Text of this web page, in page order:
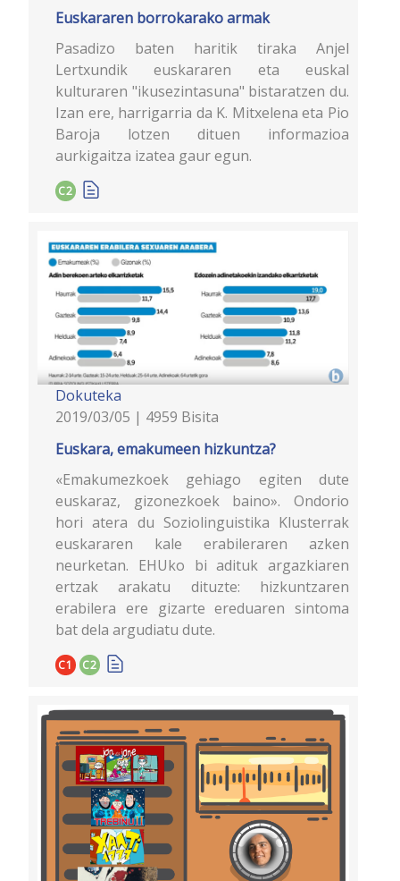
Euskararen borrokarako armak
Pasadizo baten haritik tiraka Anjel
Lertxundik euskararen eta euskal
kulturaren "ikusezintasuna" bistaratzen du.
Izan ere, harrigarria da K. Mitxelena eta Pio
Baroja lotzen dituen informazioa
aurkigaitza izatea gaur egun.
C2
Dokuteka
2019/03/05 | 4959 Bisita
Euskara, emakumeen hizkuntza?
«Emakumezkoek gehiago egiten dute
euskaraz, gizonezkoek baino». Ondorio
hori atera du Soziolinguistika Klusterrak
euskararen kale erabileraren azken
neurketan. EHUko bi adituk argazkiaren
ertzak arakatu dituzte: hizkuntzaren
erabilera ere gizarte ereduaren sintoma
bat dela argudiatu dute.
C1 C2